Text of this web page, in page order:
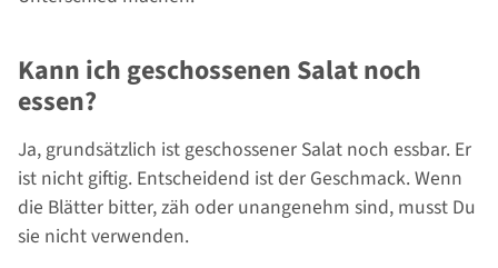
Kann ich geschossenen Salat noch
essen?
Ja, grundsätzlich ist geschossener Salat noch essbar. Er
ist nicht giftig. Entscheidend ist der Geschmack. Wenn
die Blätter bitter, zäh oder unangenehm sind, musst Du
sie nicht verwenden.